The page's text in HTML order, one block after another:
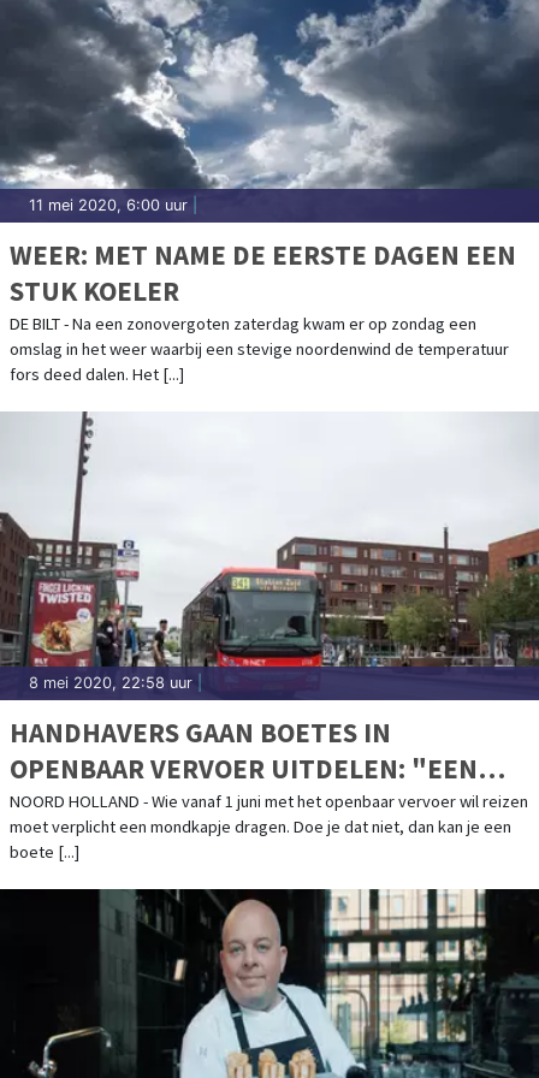
11 mei 2020, 6:00 uur
WEER: MET NAME DE EERSTE DAGEN EEN
STUK KOELER
DE BILT - Na een zonovergoten zaterdag kwam er op zondag een
omslag in het weer waarbij een stevige noordenwind de temperatuur
fors deed dalen. Het [...]
8 mei 2020, 22:58 uur
HANDHAVERS GAAN BOETES IN
OPENBAAR VERVOER UITDELEN: "EEN
CHAUFFEUR IS GEEN POLITIEAGENT"
NOORD HOLLAND - Wie vanaf 1 juni met het openbaar vervoer wil reizen
moet verplicht een mondkapje dragen. Doe je dat niet, dan kan je een
boete [...]